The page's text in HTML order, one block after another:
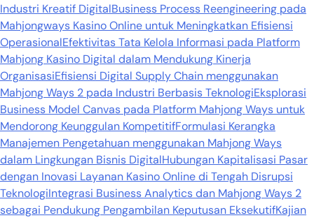
Industri Kreatif DigitalBusiness Process Reengineering pada
Mahjongways Kasino Online untuk Meningkatkan Efisiensi
OperasionalEfektivitas Tata Kelola Informasi pada Platform
Mahjong Kasino Digital dalam Mendukung Kinerja
OrganisasiEfisiensi Digital Supply Chain menggunakan
Mahjong Ways 2 pada Industri Berbasis TeknologiEksplorasi
Business Model Canvas pada Platform Mahjong Ways untuk
Mendorong Keunggulan KompetitifFormulasi Kerangka
Manajemen Pengetahuan menggunakan Mahjong Ways
dalam Lingkungan Bisnis DigitalHubungan Kapitalisasi Pasar
dengan Inovasi Layanan Kasino Online di Tengah Disrupsi
TeknologiIntegrasi Business Analytics dan Mahjong Ways 2
sebagai Pendukung Pengambilan Keputusan EksekutifKajian